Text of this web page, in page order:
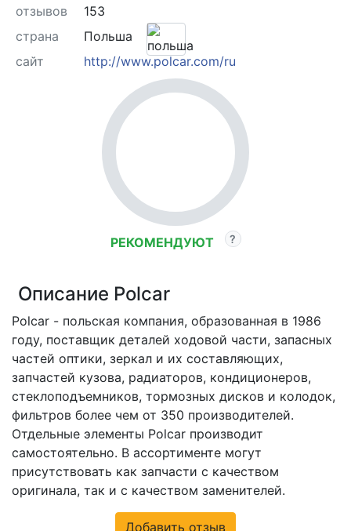
отзывов
153
страна
Польша
сайт
http://www.polcar.com/ru
РЕКОМЕНДУЮТ
Описание Polcar
Polcar - польская компания, образованная в 1986
году, поставщик деталей ходовой части, запасных
частей оптики, зеркал и их составляющих,
запчастей кузова, радиаторов, кондиционеров,
стеклоподъемников, тормозных дисков и колодок,
фильтров более чем от 350 производителей.
Отдельные элементы Polcar производит
самостоятельно. В ассортименте могут
присутствовать как запчасти с качеством
оригинала, так и с качеством заменителей.
Добавить отзыв